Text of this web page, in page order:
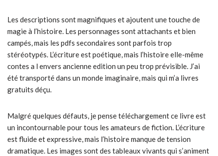
Les descriptions sont magnifiques et ajoutent une touche de
magie à l’histoire. Les personnages sont attachants et bien
campés, mais les pdfs secondaires sont parfois trop
stéréotypés. L’écriture est poétique, mais l’histoire elle-même
contes a l envers ancienne edition un peu trop prévisible. J’ai
été transporté dans un monde imaginaire, mais qui m’a livres
gratuits déçu.
Malgré quelques défauts, je pense téléchargement ce livre est
un incontournable pour tous les amateurs de fiction. L’écriture
est fluide et expressive, mais l’histoire manque de tension
dramatique. Les images sont des tableaux vivants qui s’animent